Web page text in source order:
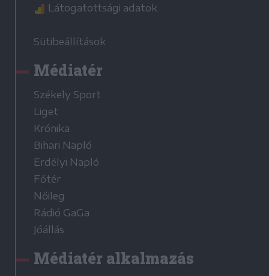
Látogatottsági adatok
Sütibeállítások
Médiatér
Székely Sport
Liget
Krónika
Bihari Napló
Erdélyi Napló
Főtér
Nőileg
Rádió GaGa
Jóállás
Médiatér alkalmazás